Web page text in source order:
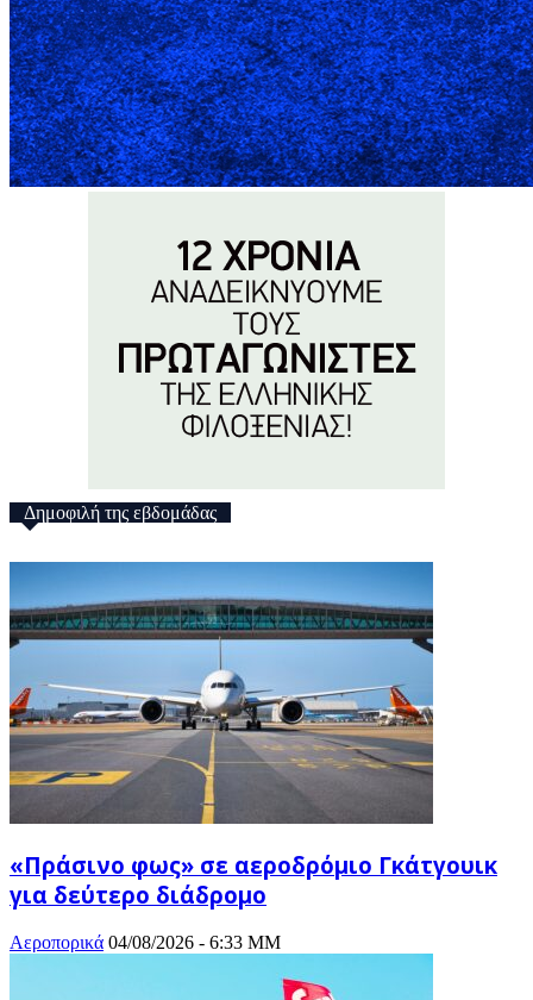
Δημοφιλή της εβδομάδας
«Πράσινο φως» σε αεροδρόμιο Γκάτγουικ
για δεύτερο διάδρομο
Αεροπορικά 04/08/2026 - 6:33 ΜΜ